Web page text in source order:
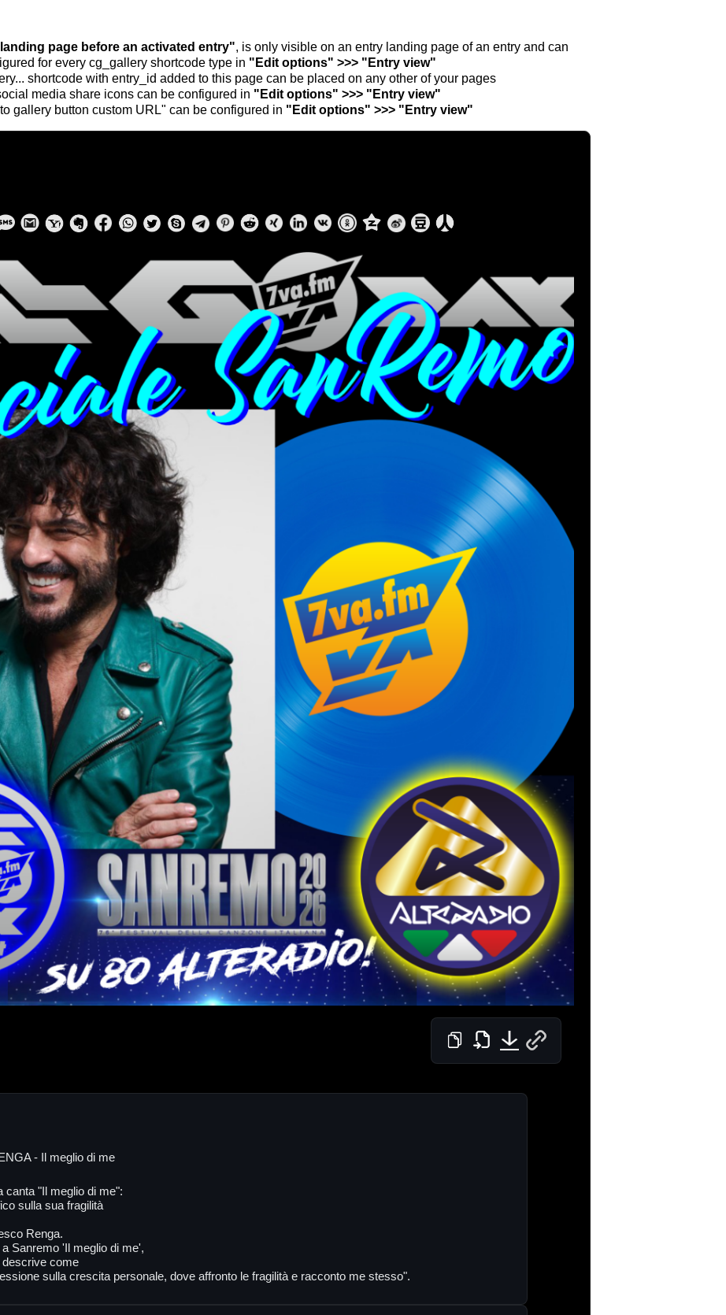
page before an activated entry", is only visible on an entry landing page of an entry and can
for every cg_gallery shortcode type in "Edit options" >>> "Entry view"
shortcode with entry_id added to this page can be placed on any other of your pages
media share icons can be configured in "Edit options" >>> "Entry view"
gallery button custom URL" can be configured in "Edit options" >>> "Entry view"
- Il meglio di me
canta "Il meglio di me":
sulla sua fragilità
Renga.
Sanremo 'Il meglio di me',
come
sulla crescita personale, dove affronto le fragilità e racconto me stesso".